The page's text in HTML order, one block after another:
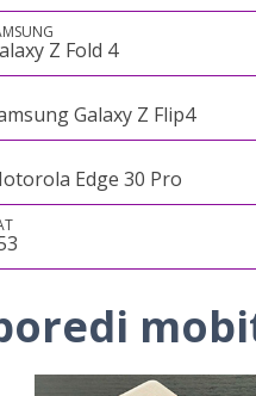
Z Fold 4
Galaxy Z Flip4
Edge 30 Pro